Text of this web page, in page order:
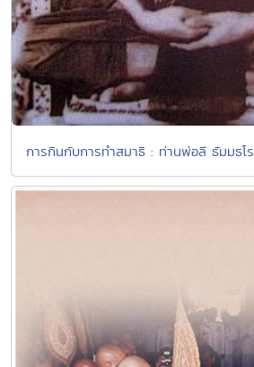
การกินกับการทำสมาธิ : ท่านพ่อลี ธัมมธโร